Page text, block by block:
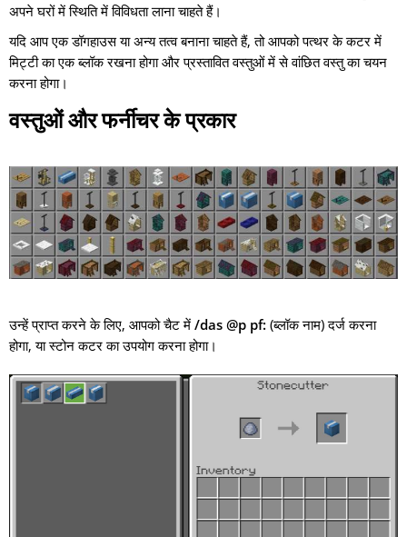
अपने घरों में स्थिति में विविधता लाना चाहते हैं।
यदि आप एक डॉगहाउस या अन्य तत्व बनाना चाहते हैं, तो आपको पत्थर के कटर में
मिट्टी का एक ब्लॉक रखना होगा और प्रस्तावित वस्तुओं में से वांछित वस्तु का चयन
करना होगा।
वस्तुओं और फर्नीचर के प्रकार
उन्हें प्राप्त करने के लिए, आपको चैट में /das @p pf: (ब्लॉक नाम) दर्ज करना
होगा, या स्टोन कटर का उपयोग करना होगा।